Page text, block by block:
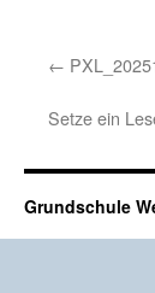
Setze ein
Grundschule